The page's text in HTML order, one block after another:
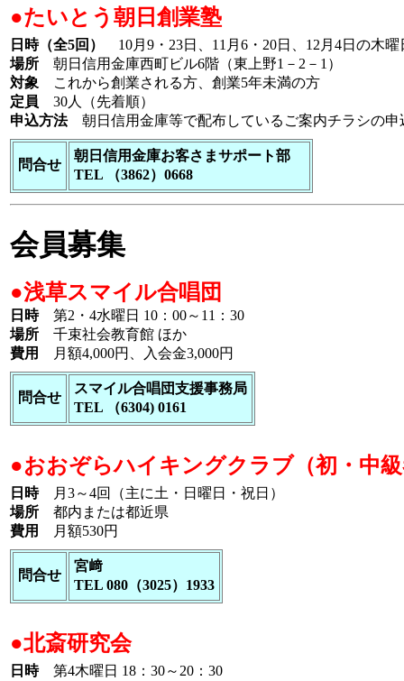
●たいとう朝日創業塾
日時（全5回）
10月9・23日、11月6・20日、12月4日の木曜
場所 朝日信用金庫西町ビル6階（東上野1－2－1）
対象 これから創業される方、創業5年未満の方
定員 30人（先着順）
申込方法朝日信用金庫等で配布しているご案内チラシの申
問合せ
朝日信用金庫お客さまサポート部
TEL （3862）0668
会員募集
●浅草スマイル合唱団
日時第2・4水曜日 10：00～11：30
場所 千束社会教育館 ほか
費用
月額4,000円、入会金3,000円
問合せ
スマイル合唱団支援事務局
TEL （6304) 0161
●おおぞらハイキングクラブ（初・中
日時月3～4回（主に土・日曜日・祝日）
場所 都内または都近県
費用
月額530円
問合せ
宮﨑
TEL 080（3025）1933
●北斎研究会
日時第4木曜日 18：30～20：30